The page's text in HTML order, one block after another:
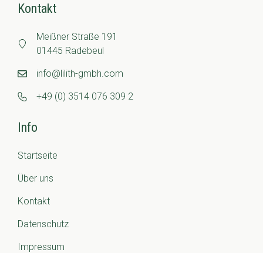
Kontakt
Meißner Straße 191
01445 Radebeul
info@lilith-gmbh.com
+49 (0) 3514 076 309 2
Info
Startseite
Über uns
Kontakt
Datenschutz
Impressum